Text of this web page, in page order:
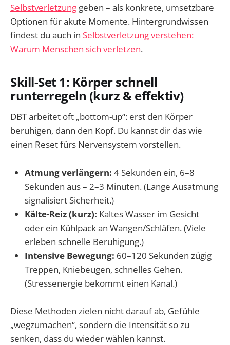
Selbstverletzung geben – als konkrete, umsetzbare
Optionen für akute Momente. Hintergrundwissen
findest du auch in Selbstverletzung verstehen:
Warum Menschen sich verletzen.
Skill-Set 1: Körper schnell
runterregeln (kurz & effektiv)
DBT arbeitet oft „bottom-up“: erst den Körper
beruhigen, dann den Kopf. Du kannst dir das wie
einen Reset fürs Nervensystem vorstellen.
Atmung verlängern: 4 Sekunden ein, 6–8
Sekunden aus – 2–3 Minuten. (Lange Ausatmung
signalisiert Sicherheit.)
Kälte-Reiz (kurz): Kaltes Wasser im Gesicht
oder ein Kühlpack an Wangen/Schläfen. (Viele
erleben schnelle Beruhigung.)
Intensive Bewegung: 60–120 Sekunden zügig
Treppen, Kniebeugen, schnelles Gehen.
(Stressenergie bekommt einen Kanal.)
Diese Methoden zielen nicht darauf ab, Gefühle
„wegzumachen“, sondern die Intensität so zu
senken, dass du wieder wählen kannst.